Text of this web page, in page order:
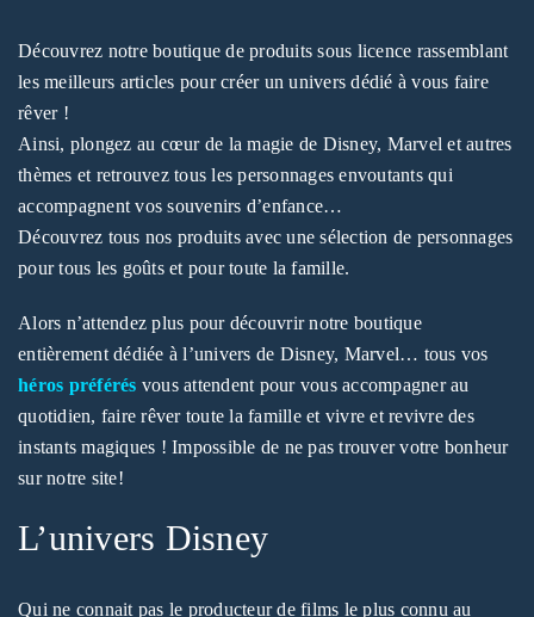
Découvrez notre boutique de produits sous licence rassemblant
les meilleurs articles pour créer un univers dédié à vous faire
rêver !
Ainsi, plongez au cœur de la magie de Disney, Marvel et autres
thèmes et retrouvez tous les personnages envoutants qui
accompagnent vos souvenirs d’enfance…
Découvrez tous nos produits avec une sélection de personnages
pour tous les goûts et pour toute la famille.
Alors n’attendez plus pour découvrir notre boutique
entièrement dédiée à l’univers de Disney, Marvel… tous vos
héros préférés vous attendent pour vous accompagner au
quotidien, faire rêver toute la famille et vivre et revivre des
instants magiques ! Impossible de ne pas trouver votre bonheur
sur notre site!
L’univers Disney
Qui ne connait pas le producteur de films le plus connu au